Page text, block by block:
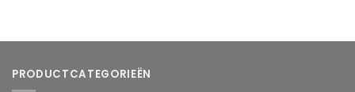
PRODUCTCATEGORIEËN